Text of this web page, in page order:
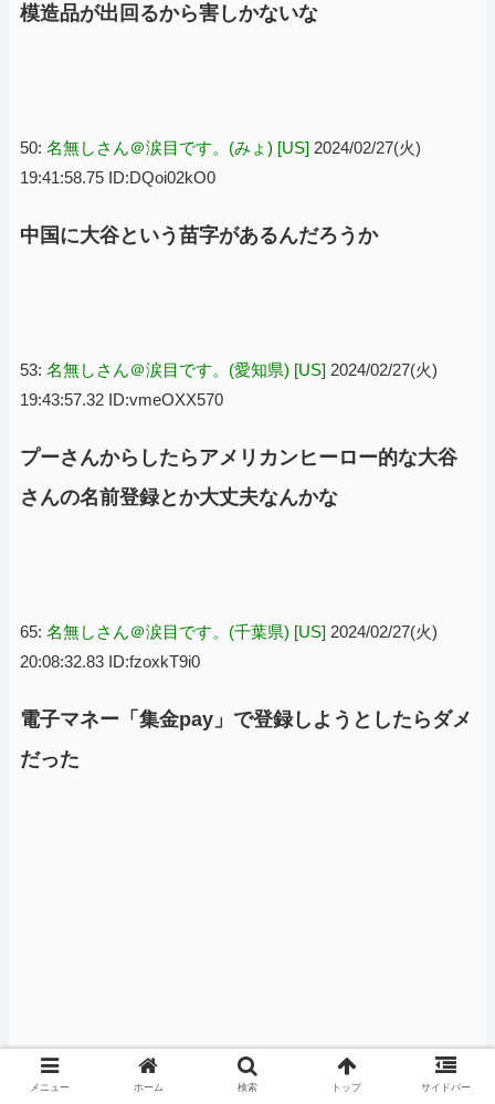
模造品が出回るから害しかないな
50: 名無しさん＠涙目です。(みょ) [US] 2024/02/27(火)
19:41:58.75 ID:DQoi02kO0
中国に大谷という苗字があるんだろうか
53: 名無しさん＠涙目です。(愛知県) [US] 2024/02/27(火)
19:43:57.32 ID:vmeOXX570
プーさんからしたらアメリカンヒーロー的な大谷
さんの名前登録とか大丈夫なんかな
65: 名無しさん＠涙目です。(千葉県) [US] 2024/02/27(火)
20:08:32.83 ID:fzoxkT9i0
電子マネー「集金pay」で登録しようとしたらダメ
だった
メニュー ホーム 検索 トップ サイドバー